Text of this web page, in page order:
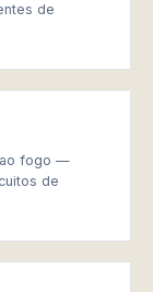
de
ao fogo —
de